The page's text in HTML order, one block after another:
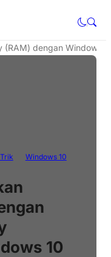
(RAM) dengan Windows
Windows 10
10